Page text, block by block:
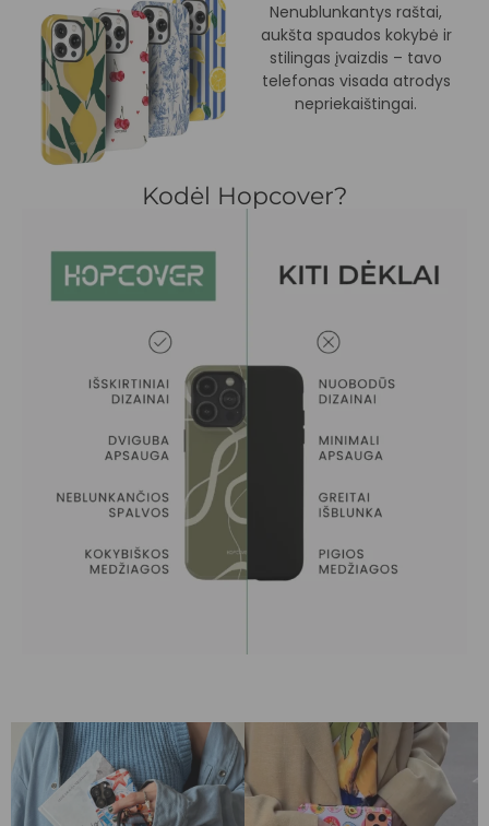
Nenublunkantys raštai,
aukšta spaudos kokybė ir
stilingas įvaizdis – tavo
telefonas visada atrodys
nepriekaištingai.
Kodėl Hopcover?